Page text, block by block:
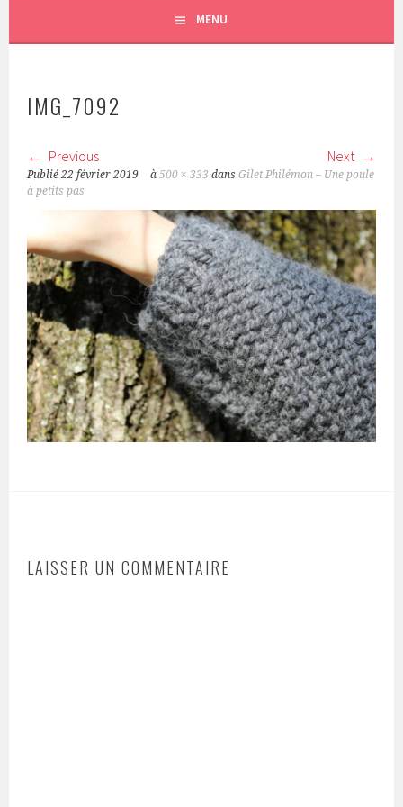
MENU
IMG_7092
Previous Next
Publié22 février 2019 à500 × 333 dansGilet Philémon – Une poule
à petits pas
LAISSER UN COMMENTAIRE